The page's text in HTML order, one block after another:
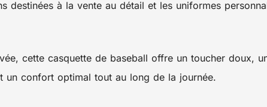
à la vente au détail et les uniformes
cette casquette de baseball offre un toucher doux,
un confort optimal tout au long de la journée.